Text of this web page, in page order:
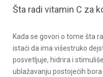
Šta radi vitamin C za
Kada se govori o tome šta
istaći da ima višestruko
posvetljuje, hidrira i
ublažavanju postojećih